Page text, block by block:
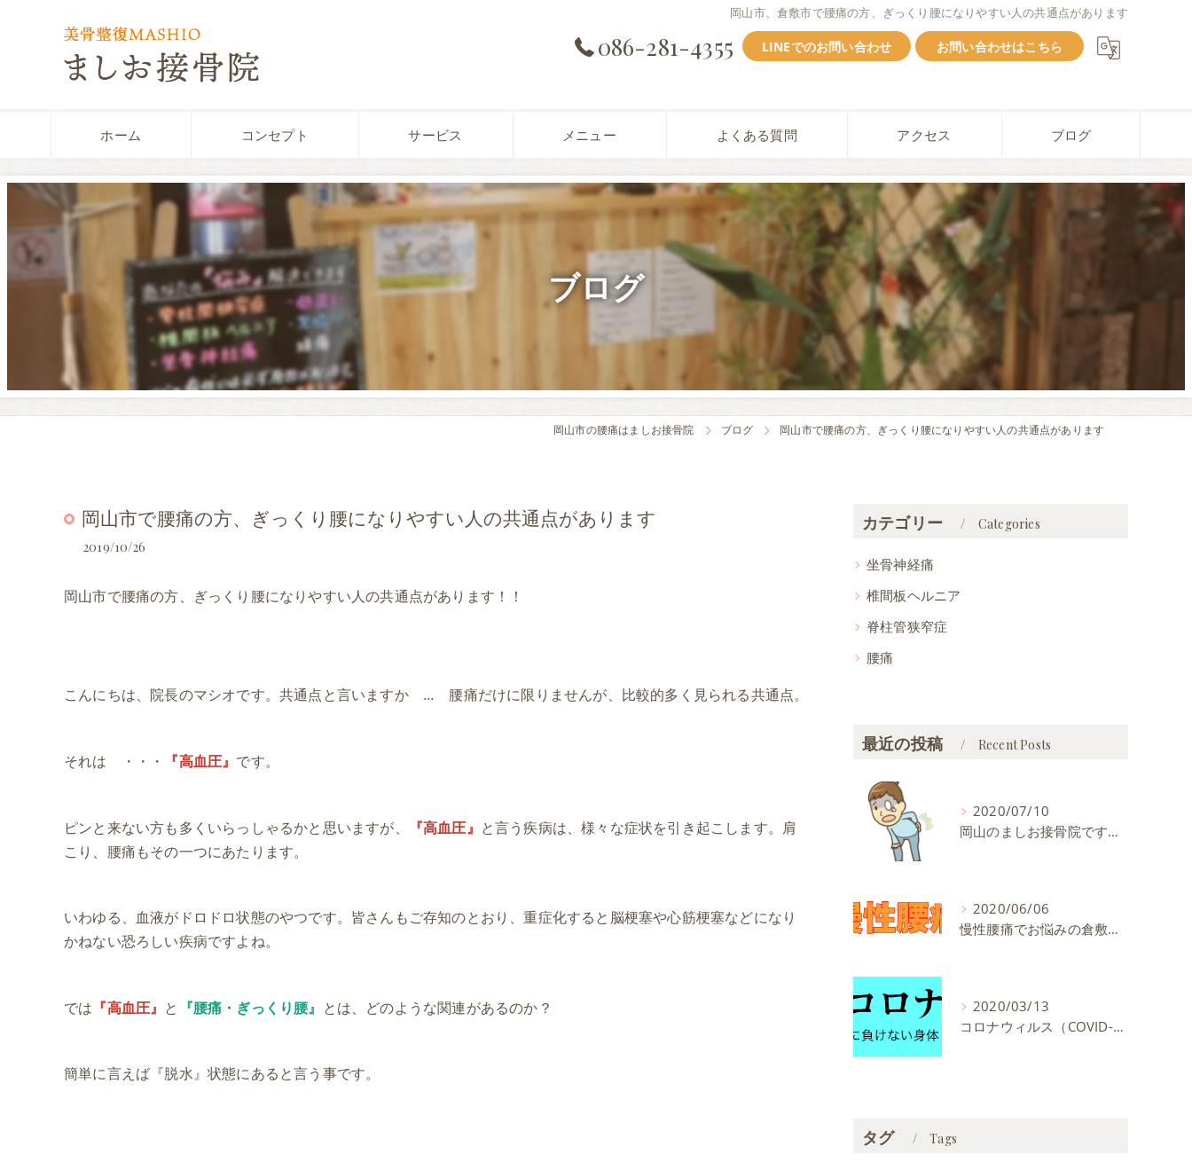
岡山市、倉敷市で腰痛の方、ぎっくり腰になりやすい人の共通点があります
086-281-4355 LINEでのお問い合わせ お問い合わせはこちら
ホーム コンセプト サービス メニュー よくある質問 アクセス ブログ
ブログ
岡山市の腰痛はましお接骨院 ブログ 岡山市で腰痛の方、ぎっくり腰になりやすい人の共通点があります
岡山市で腰痛の方、ぎっくり腰になりやすい人の共通点があります
2019/10/26
岡山市で腰痛の方、ぎっくり腰になりやすい人の共通点があります！！
こんにちは、院長のマシオです。共通点と言いますか … 腰痛だけに限りませんが、比較的多く見られる共通点。
それは ・・・ 『高血圧』 です。
ピンと来ない方も多くいらっしゃるかと思いますが、 『高血圧』 と言う疾病は、様々な症状を引き起こします。肩
こり、腰痛もその一つにあたります。
いわゆる、血液がドロドロ状態のやつです。皆さんもご存知のとおり、重症化すると脳梗塞や心筋梗塞などになり
かねない恐ろしい疾病ですよね。
では 『高血圧』 と 『腰痛・ぎっくり腰』 とは、どのような関連があるのか？
簡単に言えば『脱水』状態にあると言う事です。
カテゴリー Categories
坐骨神経痛
椎間板ヘルニア
脊柱管狭窄症
腰痛
最近の投稿 Recent Posts
2020/07/10
岡山のましお接骨院です。腰痛（ヘルニア・神経痛などを含む）でお悩みの方が多く来院する施術院です。
2020/06/06
慢性腰痛でお悩みの倉敷市の方へ。＃ぎっくり腰 ＃坐骨神経痛 ＃ヘルニア
2020/03/13
コロナウィルス（COVID-19）に負けない身体を作りましょう！！
タグ Tags